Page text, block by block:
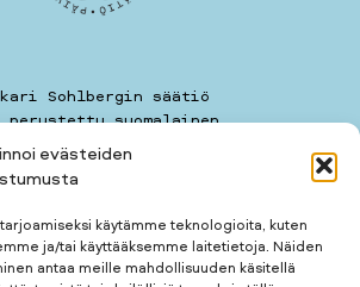
evästeiden
käytämme teknologioita, kuten
ja/tai käyttääksemme laitetietoja. Näiden
antaa meille mahdollisuuden käsitellä
Sohlbergin säätiö
perustettu suomalainen
säätiö.
A 7